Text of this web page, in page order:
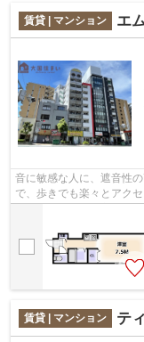
賃貸 | マンション エ
音に敏感な人に、遮音性
で、歩きでも楽々とアク
賃貸 | マンション テ